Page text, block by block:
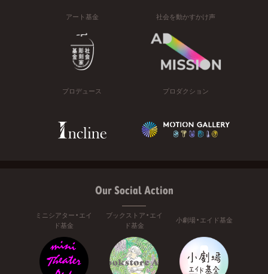
アート基金 社会を動かすかけ声
プロデュース プロダクション
Our Social Action
ミニシアター・エイ
ド基金
ブックストア・エイ
ド基金
小劇場・エイド基金